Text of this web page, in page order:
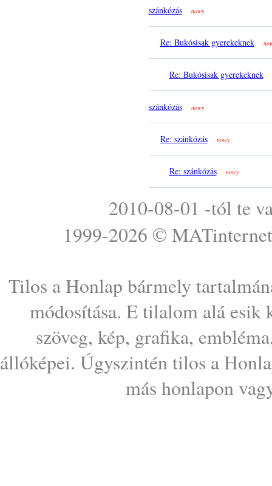
szánkózás nowy
Re: Bukósisak gyerekeknek
Re: Bukósisak gyerekeknek
szánkózás nowy
Re: szánkózás nowy
Re: szánkózás nowy
2010-08-01 -tól te
1999-2026 © MATinternet
Tilos a Honlap bármely
módosítása. E tilalom alá esik
szöveg, kép, grafika,
állóképei. Úgyszintén tilos a
más honlapon